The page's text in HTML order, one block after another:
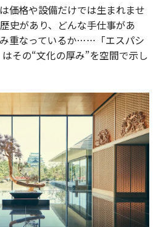
価格や設備だけでは生まれませ
史があり、どんな手仕事があ
重なっているか……「エスパシ
その“文化の厚み”を空間で示し